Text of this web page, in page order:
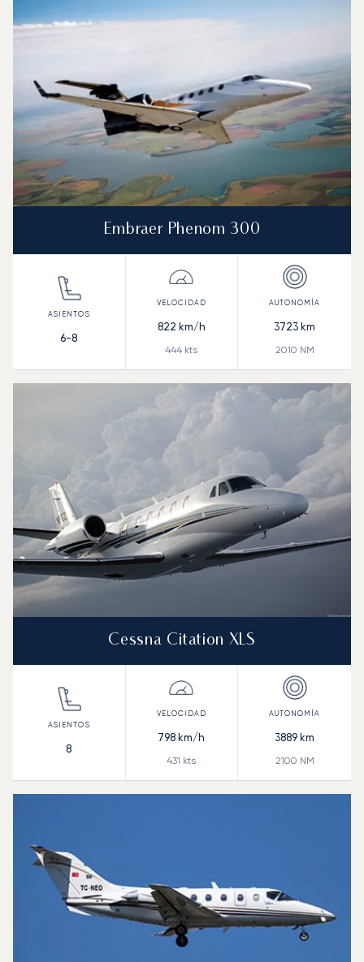
Autonomía (NM)
Embraer Phenom 300
6-8
822 km/h
444 kts
3723 km
2010 NM
Cessna Citation XLS
8
798 km/h
431 kts
3889 km
2100 NM